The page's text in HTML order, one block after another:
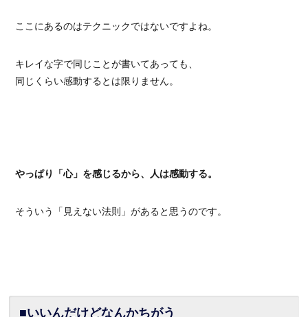
ここにあるのはテクニックではないですよね。
キレイな字で同じことが書いてあっても、
同じくらい感動するとは限りません。
やっぱり「心」を感じるから、人は感動する。
そういう「見えない法則」があると思うのです。
■いいんだけどなんかちがう